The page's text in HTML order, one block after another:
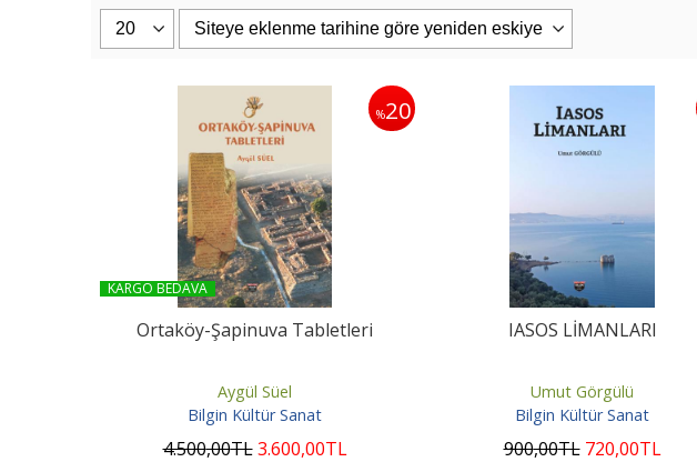
%20
KARGO BEDAVA
Ortaköy-Şapinuva Tabletleri
Aygül Süel
Bilgin Kültür Sanat
4.500,00TL 3.600,00TL
IASOS LİMANLARI
Umut Görgülü
Bilgin Kültür Sanat
900,00TL 720,00TL